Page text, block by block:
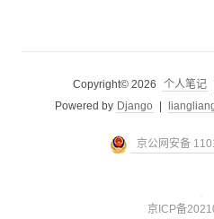
Copyright© 2026 个人笔记
Powered by Django
京公网安备
京ICP备